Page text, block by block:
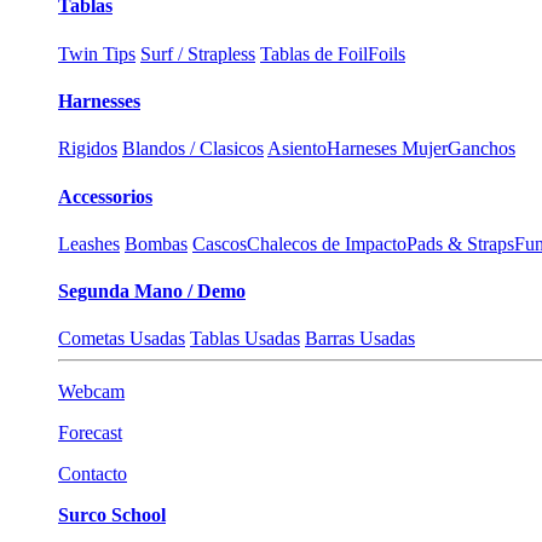
Tablas
Twin Tips Surf / Strapless Tablas de FoilFoils
Harnesses
Rigidos Blandos / Clasicos AsientoHarneses MujerGanchos
Accessorios
Leashes Bombas CascosChalecos de ImpactoPads & Straps
Segunda Mano / Demo
Cometas Usadas Tablas Usadas Barras Usadas
Webcam
Forecast
Contacto
Surco School